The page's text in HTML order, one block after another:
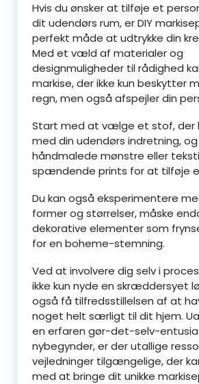
Hvis du ønsker at tilføje et
dit udendørs rum, er DIY
perfekt måde at udtrykke din
Med et væld af materialer og
designmuligheder til rådighed
markise, der ikke kun beskytter
regn, men også afspejler din
Start med at vælge et stof, der
med din udendørs indretning,
håndmalede mønstre eller
spændende prints for at tilføje
Du kan også eksperimentere
former og størrelser, måske
dekorative elementer som
for en boheme-stemning.
Ved at involvere dig selv i
ikke kun nyde en skræddersyet
også få tilfredsstillelsen af at
noget helt særligt til dit hjem.
en erfaren gør-det-selv-
nybegynder, er der utallige
vejledninger tilgængelige, der
med at bringe dit unikke